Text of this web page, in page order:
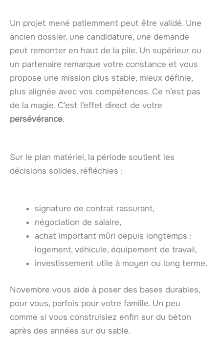
Un projet mené patiemment peut être validé. Une
ancien dossier, une candidature, une demande
peut remonter en haut de la pile. Un supérieur ou
un partenaire remarque votre constance et vous
propose une mission plus stable, mieux définie,
plus alignée avec vos compétences. Ce n’est pas
de la magie. C’est l’effet direct de votre
persévérance.
Sur le plan matériel, la période soutient les
décisions solides, réfléchies :
signature de contrat rassurant,
négociation de salaire,
achat important mûri depuis longtemps :
logement, véhicule, équipement de travail,
investissement utile à moyen ou long terme.
Novembre vous aide à poser des bases durables,
pour vous, parfois pour votre famille. Un peu
comme si vous construisiez enfin sur du béton
après des années sur du sable.